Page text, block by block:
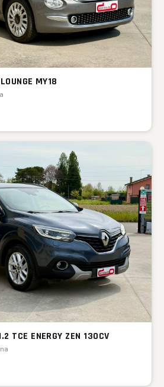
MY18
TCE ENERGY ZEN 130CV